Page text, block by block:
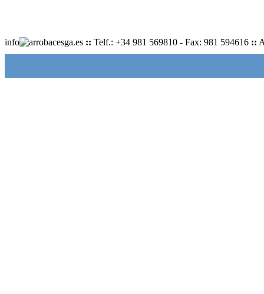
info cesga.es :: Telf.: +34 981 569810 - Fax: 981 594616 ::